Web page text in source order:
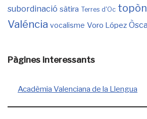
subordinació sàtira Terres d'Oc
Valéncia vocalisme Voro López
Pàgines interessants
Acadèmia Valenciana de la Llengua